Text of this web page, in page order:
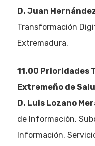
D. Juan
Transformación
Extremadura.
11.00 Prioridades
Extremeño de
D. Luis Lozano
de Información.
Información.